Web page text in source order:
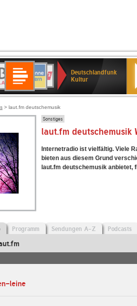
Deutschlandfunk
80er
90er
OLDIE
ANTENNE
SWR3
Deutschlandfunk
Kultur
ANTENNE
BAYERN
SWR
Kultur
NDR
2
Deutschlandfunk
Kultur
> laut.fm deutschemusik
Sonstiges
laut.fm deutschemusik
Internetradio ist vielfältig. Viele
bieten aus diesem Grund
laut.fm deutschemusik anbietet,
Programm Sendungen A-Z Podcasts
leine